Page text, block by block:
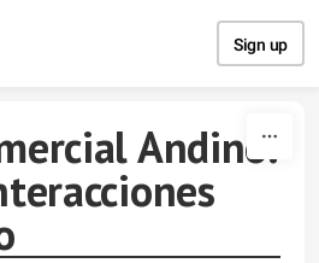
Sign up
Andino.